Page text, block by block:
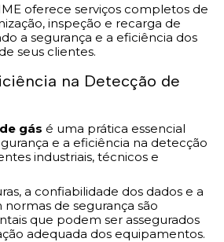
oferece serviços completos de
inspeção e recarga de
a segurança e a eficiência dos
seus clientes.
na Detecção de
gás é uma prática essencial
e a eficiência na detecção
industriais, técnicos e
a confiabilidade dos dados e a
de segurança são
que podem ser assegurados
adequada dos equipamentos.